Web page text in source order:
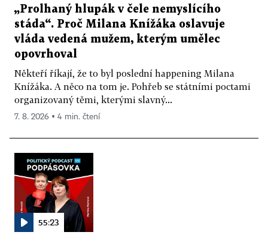
„Prolhaný hlupák v čele nemyslícího
stáda“. Proč Milana Knížáka oslavuje
vláda vedená mužem, kterým umělec
opovrhoval
Někteří říkají, že to byl poslední happening Milana
Knížáka. A něco na tom je. Pohřeb se státními poctami
organizovaný těmi, kterými slavný...
7. 8. 2026 ▪ 4 min. čtení
55:23